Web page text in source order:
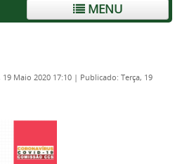
MENU
19 Maio 2020 17:10 | Publicado: Terça, 19